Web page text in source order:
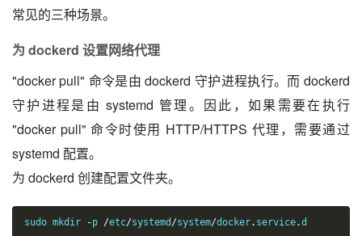
常见的三种场景。
为 dockerd 设置网络代理
"docker pull" 命令是由 dockerd 守护进程执行。而 dockerd
守护进程是由 systemd 管理。因此，如果需要在执行
"docker pull" 命令时使用 HTTP/HTTPS 代理，需要通过
systemd 配置。
为 dockerd 创建配置文件夹。
sudo mkdir -p /etc/systemd /system/docker. service.d